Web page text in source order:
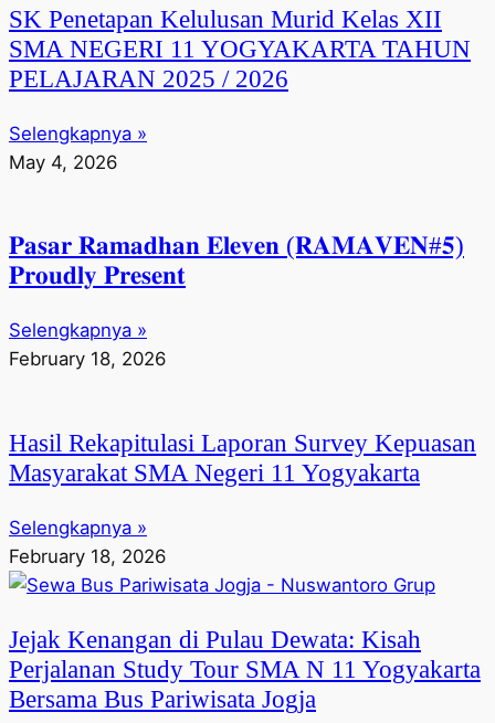
SK Penetapan Kelulusan Murid Kelas XII
SMA NEGERI 11 YOGYAKARTA TAHUN
PELAJARAN 2025 / 2026
Selengkapnya »
May 4, 2026
𝐏𝐚𝐬𝐚𝐫 𝐑𝐚𝐦𝐚𝐝𝐡𝐚𝐧 𝐄𝐥𝐞𝐯𝐞𝐧 (𝐑𝐀𝐌𝐀𝐕𝐄𝐍#𝟓)
𝐏𝐫𝐨𝐮𝐝𝐥𝐲 𝐏𝐫𝐞𝐬𝐞𝐧𝐭
Selengkapnya »
February 18, 2026
Hasil Rekapitulasi Laporan Survey Kepuasan
Masyarakat SMA Negeri 11 Yogyakarta
Selengkapnya »
February 18, 2026
Jejak Kenangan di Pulau Dewata: Kisah
Perjalanan Study Tour SMA N 11 Yogyakarta
Bersama Bus Pariwisata Jogja